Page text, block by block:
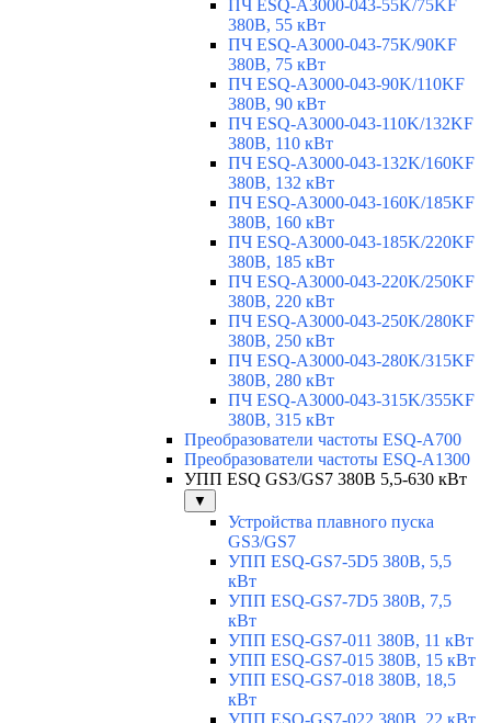
ПЧ ESQ-A3000-043-55K/75KF
380В, 55 кВт
ПЧ ESQ-A3000-043-75K/90KF
380В, 75 кВт
ПЧ ESQ-A3000-043-90K/110KF
380В, 90 кВт
ПЧ ESQ-A3000-043-110K/132KF
380В, 110 кВт
ПЧ ESQ-A3000-043-132K/160KF
380В, 132 кВт
ПЧ ESQ-A3000-043-160K/185KF
380В, 160 кВт
ПЧ ESQ-A3000-043-185K/220KF
380В, 185 кВт
ПЧ ESQ-A3000-043-220K/250KF
380В, 220 кВт
ПЧ ESQ-A3000-043-250K/280KF
380В, 250 кВт
ПЧ ESQ-A3000-043-280K/315KF
380В, 280 кВт
ПЧ ESQ-A3000-043-315K/355KF
380В, 315 кВт
Преобразователи частоты ESQ-A700
Преобразователи частоты ESQ-A1300
УПП ESQ GS3/GS7 380В 5,5-630 кВт
▼
Устройства плавного пуска
GS3/GS7
УПП ESQ-GS7-5D5 380В, 5,5
кВт
УПП ESQ-GS7-7D5 380В, 7,5
кВт
УПП ESQ-GS7-011 380В, 11 кВт
УПП ESQ-GS7-015 380В, 15 кВт
УПП ESQ-GS7-018 380В, 18,5
кВт